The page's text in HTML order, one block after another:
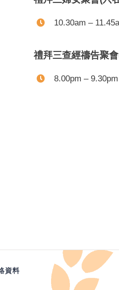
10.30am –
禮拜三查經禱告聚
8.00pm – 9.30pm
資料